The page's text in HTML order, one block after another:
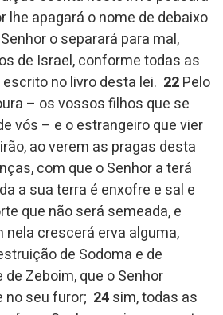
lhe apagará o nome de debaixo
o separará para mal,
de Israel, conforme todas as
no livro desta lei. 22Pelo
– os vossos filhos que se
vós – e o estrangeiro que vier
ao verem as pragas desta
com que o Senhor a terá
a sua terra é enxofre e sal e
que não será semeada, e
nela crescerá erva alguma,
de Sodoma e de
de Zeboim, que o Senhor
no seu furor; 24sim, todas as